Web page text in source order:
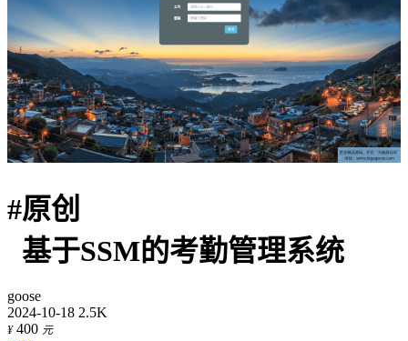
#原创
基于SSM的考勤管理系统
goose
2024-10-18 2.5K
¥ 400 元